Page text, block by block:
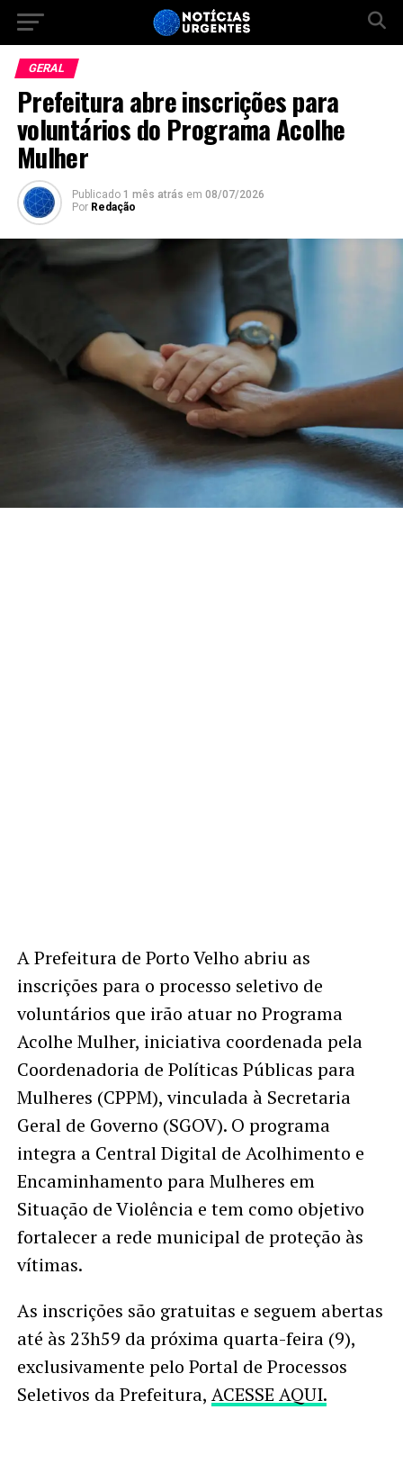
GERAL
Prefeitura abre inscrições para
voluntários do Programa Acolhe
Mulher
Publicado 1 mês atrás em 08/07/2026
Por Redação
A Prefeitura de Porto Velho abriu as
inscrições para o processo seletivo de
voluntários que irão atuar no Programa
Acolhe Mulher, iniciativa coordenada pela
Coordenadoria de Políticas Públicas para
Mulheres (CPPM), vinculada à Secretaria
Geral de Governo (SGOV). O programa
integra a Central Digital de Acolhimento e
Encaminhamento para Mulheres em
Situação de Violência e tem como objetivo
fortalecer a rede municipal de proteção às
vítimas.
As inscrições são gratuitas e seguem abertas
até às 23h59 da próxima quarta-feira (9),
exclusivamente pelo Portal de Processos
Seletivos da Prefeitura, ACESSE AQUI.